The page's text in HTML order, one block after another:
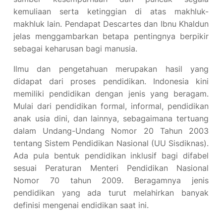
kemuliaan serta ketinggian di atas makhluk-
makhluk lain. Pendapat Descartes dan Ibnu Khaldun
jelas menggambarkan betapa pentingnya berpikir
sebagai keharusan bagi manusia.
Ilmu dan pengetahuan merupakan hasil yang
didapat dari proses pendidikan. Indonesia kini
memiliki pendidikan dengan jenis yang beragam.
Mulai dari pendidikan formal, informal, pendidikan
anak usia dini, dan lainnya, sebagaimana tertuang
dalam Undang-Undang Nomor 20 Tahun 2003
tentang Sistem Pendidikan Nasional (UU Sisdiknas).
Ada pula bentuk pendidikan inklusif bagi difabel
sesuai Peraturan Menteri Pendidikan Nasional
Nomor 70 tahun 2009. Beragamnya jenis
pendidikan yang ada turut melahirkan banyak
definisi mengenai endidikan saat ini.